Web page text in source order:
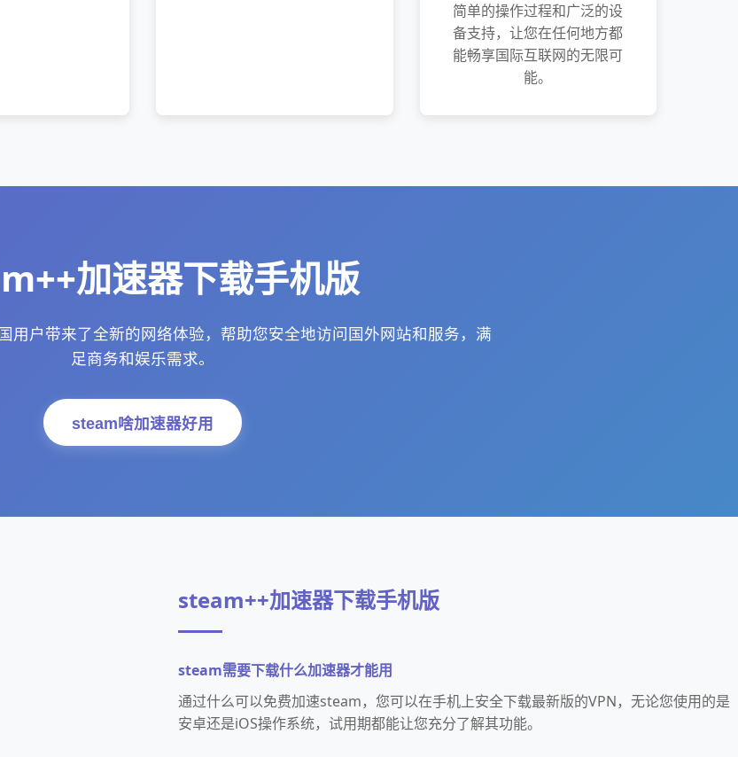
简单的操作过程和广泛的设
备支持，让您在任何地方都
能畅享国际互联网的无限可
能。
加速器下载手机版
用户带来了全新的网络体验，帮助您安全地访问国外网站和服务，满
足商务和娱乐需求。
steam啥加速器好用
steam++加速器下载手机版
steam需要下载什么加速器才能用
通过什么可以免费加速steam，您可以在手机上安全下载最新版的VPN，无论您使用的是
安卓还是iOS操作系统，试用期都能让您充分了解其功能。